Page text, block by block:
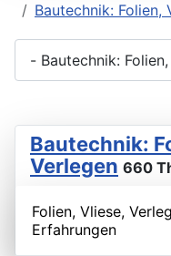
Bautechnik: Folien,
Bautechnik:
Verlegen 660
Folien, Vliese,
Erfahrungen